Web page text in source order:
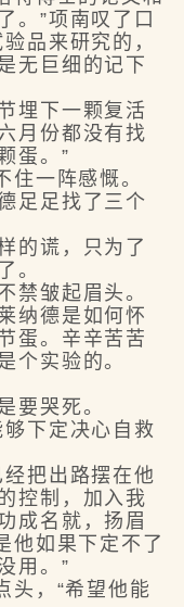
。”项南叹了口
品来研究的，
无巨细的记下
下一颗复活
月份都没有找
蛋。”
一阵感慨。
足找了三个
谎，只为了
。
皱起眉头。
德是如何怀
蛋。辛辛苦苦
个实验的。
哭死。
下定决心自救
把出路摆在他
控制，加入我
成名就，扬眉
他如果下定不了
用。”
，“希望他能